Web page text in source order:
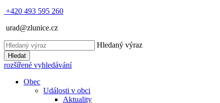
+420 493 595 260
urad@zlunice.cz
Hledaný výraz
Hledat
rozšířené vyhledávání
Obec
Události v obci
Aktuality